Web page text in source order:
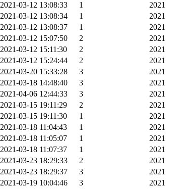
2021-03-12 13:08:33 1 2021
2021-03-12 13:08:34 1 2021
2021-03-12 13:08:37 1 2021
2021-03-12 15:07:50 2 2021
2021-03-12 15:11:30 2 2021
2021-03-12 15:24:44 2 2021
2021-03-20 15:33:28 3 2021
2021-03-18 14:48:40 3 2021
2021-04-06 12:44:33 3 2021
2021-03-15 19:11:29 2 2021
2021-03-15 19:11:30 1 2021
2021-03-18 11:04:43 1 2021
2021-03-18 11:05:07 1 2021
2021-03-18 11:07:37 1 2021
2021-03-23 18:29:33 2 2021
2021-03-23 18:29:37 3 2021
2021-03-19 10:04:46 3 2021